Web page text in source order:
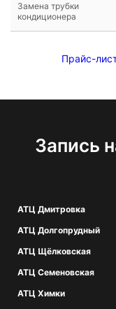
Замена трубки
кондиционера
Прайс-
Запись
АТЦ Дмитровка
АТЦ Долгопрудный
АТЦ Щёлковская
АТЦ Семеновская
АТЦ Химки